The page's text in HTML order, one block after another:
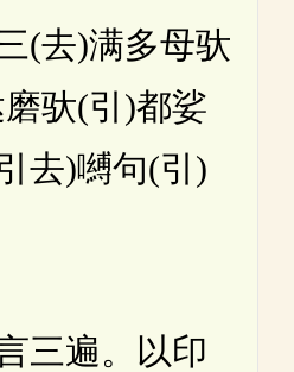
)满多母驮
驮(引)都娑
去)嚩句(引)
遍。以印